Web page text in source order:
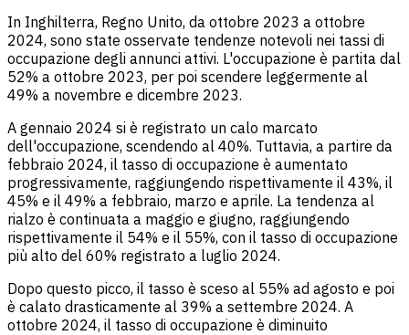
In Inghilterra, Regno Unito, da ottobre 2023 a ottobre
2024, sono state osservate tendenze notevoli nei tassi di
occupazione degli annunci attivi. L'occupazione è partita dal
52% a ottobre 2023, per poi scendere leggermente al
49% a novembre e dicembre 2023.
A gennaio 2024 si è registrato un calo marcato
dell'occupazione, scendendo al 40%. Tuttavia, a partire da
febbraio 2024, il tasso di occupazione è aumentato
progressivamente, raggiungendo rispettivamente il 43%, il
45% e il 49% a febbraio, marzo e aprile. La tendenza al
rialzo è continuata a maggio e giugno, raggiungendo
rispettivamente il 54% e il 55%, con il tasso di occupazione
più alto del 60% registrato a luglio 2024.
Dopo questo picco, il tasso è sceso al 55% ad agosto e poi
è calato drasticamente al 39% a settembre 2024. A
ottobre 2024, il tasso di occupazione è diminuito